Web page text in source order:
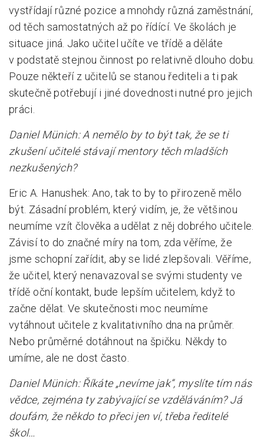
vystřídají různé pozice a mnohdy různá zaměstnání,
od těch samostatných až po řídící. Ve školách je
situace jiná. Jako učitel učíte ve třídě a děláte
v podstatě stejnou činnost po relativně dlouho dobu.
Pouze někteří z učitelů se stanou řediteli a ti pak
skutečně potřebují i jiné dovednosti nutné pro jejich
práci.
Daniel Münich: A nemělo by to být tak, že se ti
zkušení učitelé stávají mentory těch mladších
nezkušených?
Eric A. Hanushek: Ano, tak to by to přirozeně mělo
být. Zásadní problém, který vidím, je, že většinou
neumíme vzít člověka a udělat z něj dobrého učitele.
Závisí to do značné míry na tom, zda věříme, že
jsme schopní zařídit, aby se lidé zlepšovali. Věříme,
že učitel, který nenavazoval se svými studenty ve
třídě oční kontakt, bude lepším učitelem, když to
začne dělat. Ve skutečnosti moc neumíme
vytáhnout učitele z kvalitativního dna na průměr.
Nebo průměrné dotáhnout na špičku. Někdy to
umíme, ale ne dost často.
Daniel Münich: Říkáte „nevíme jak“, myslíte tím nás
vědce, zejména ty zabývající se vzděláváním? Já
doufám, že někdo to přeci jen ví, třeba ředitelé
škol…